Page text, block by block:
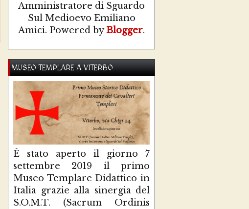
Amministratore di Sguardo
Sul Medioevo Emiliano
Amici. Powered byBlogger.
MUSEO TEMPLARE A VITERBO
È stato aperto il giorno 7
settembre 2019 il primo
Museo Templare Didattico in
Italia grazie alla sinergia del
S.O.M.T. (Sacrum Ordinis